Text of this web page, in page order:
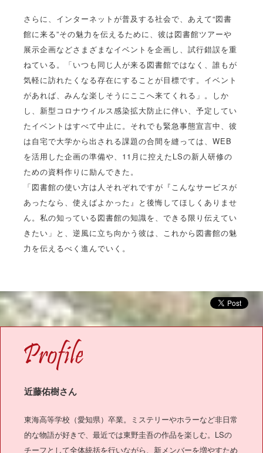
さらに、インターネットが普及する社会で、あえて“図書
館に来る”その魅力を伝えるために、彼は図書館ツアーや
展示企画などさまざまなイベントを企画し、試行錯誤を重
ねている。「いつも同じ人が来る図書館ではなく、誰もが
気軽に訪れたくなる存在にすることが目標です。イベント
があれば、みんな楽しそうにここへ来てくれる」。しか
し、新型コロナウイルス感染拡大防止に伴い、予定してい
たイベントはすべて中止に。それでも緊急事態宣言中、彼
は自宅で大学から出される課題の合間を縫っては、WEB
を活用した企画の準備や、11月に控えたLSの新人研修の
ための資料作りに励んできた。
「図書館の使い方は人それぞれですが『こんなサービスが
あったなら、使えばよかった』と後悔してほしくありませ
ん。私の知っている図書館の知識を、できる限り伝えてい
きたい」と、逆風に立ち向かう彼は、これから図書館の魅
力を伝えるべく進んでいく。
近藤佑樹さん
東海高等学校（愛知県）卒業。ミステリーやホラーなど非日常
的な物語が好きで、最近では東野圭吾の作品を楽しむ。LSの
チーフとして全体統括を行いながら、新メンバーを増やすため